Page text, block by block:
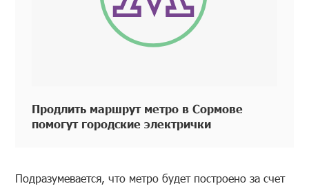
Продлить маршрут метро в Сормове
помогут городские электрички
Подразумевается, что метро будет построено за счет